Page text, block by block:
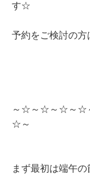
す☆
予約をご検討の方
～☆～☆～☆～☆
☆～
まず最初は端午の